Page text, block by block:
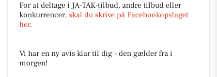
For at deltage i JA-TAK-tilbud, andre tilbud eller
konkurrencer, skal du skrive på Facebookopslaget
her.
Vi har en ny avis klar til dig - den gælder fra i
morgen!